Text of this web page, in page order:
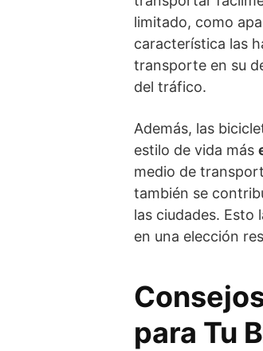
limitado, como
característica las
transporte en su
del tráfico.
Además, las
estilo de vida más
medio de
también se
las ciudades.
en una elección
para Tu